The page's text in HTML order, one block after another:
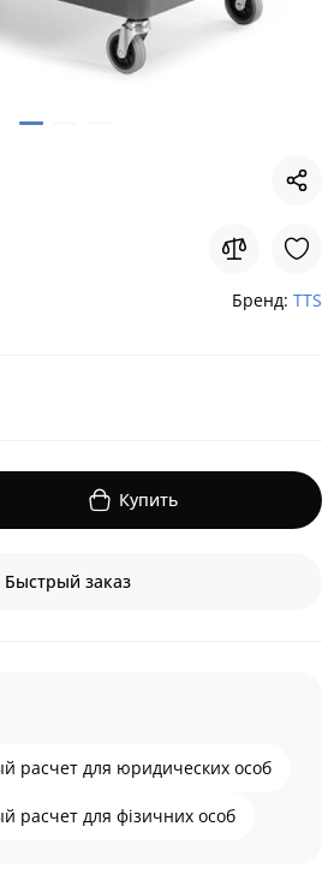
Бренд: TTS
Купить
Быстрый заказ
расчет для юридических особ
расчет для фізичних особ